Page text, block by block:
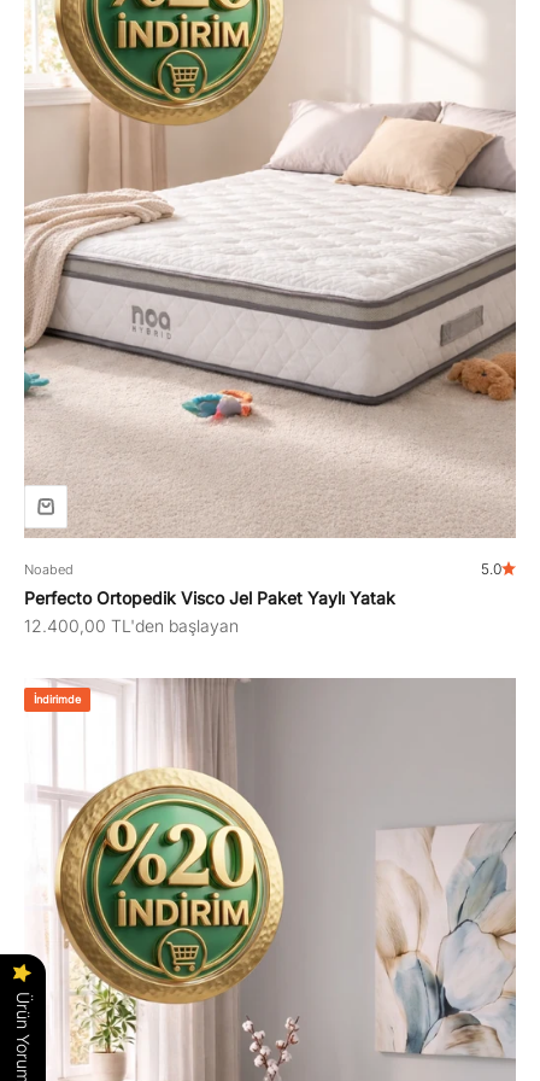
Noabed 5.0
Perfecto Ortopedik Visco Jel Paket Yaylı Yatak
İndirimli fiyat
12.400,00 TL'den başlayan
İndirimde
Ürün Yorumları